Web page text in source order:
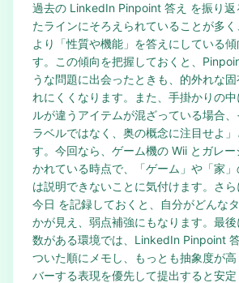
過去の LinkedIn Pinpoint 答え を振り返
たラインにそろえられていることが多く
より「性質や機能」を答えにしている
す。この傾向を把握しておくと、
うな問題に出会ったときも、的外れな
れにくくなります。また、手掛かりの
ルが違うアイテムが混ざっている場合
ラベルではなく、奥の概念に注目せよ
す。今回なら、ゲーム機の Wii とガレ
かれている時点で、「ゲーム」や「家
は説明できないことに気付けます。さ
今日 を記録しておくと、自分がどんな
かが見え、弱点補強にもなります。最
数がある環境では、LinkedIn Pinpoint
ついた順にメモし、もっとも抽象度が
バーする表現を優先して提出すると安